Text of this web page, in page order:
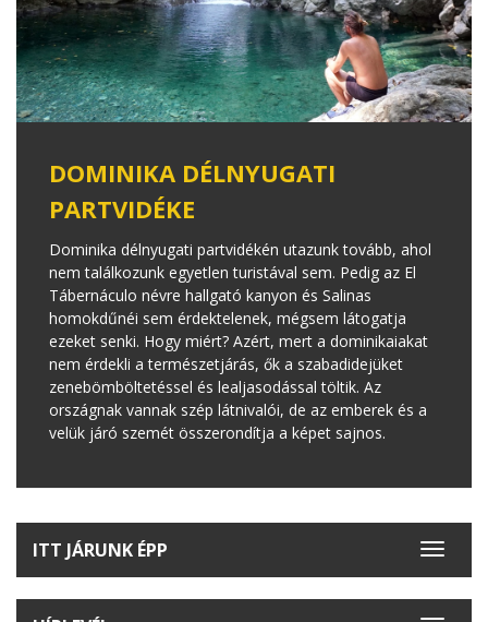
DOMINIKA DÉLNYUGATI
PARTVIDÉKE
Dominika délnyugati partvidékén utazunk tovább, ahol
nem találkozunk egyetlen turistával sem. Pedig az El
Tábernáculo névre hallgató kanyon és Salinas
homokdűnéi sem érdektelenek, mégsem látogatja
ezeket senki. Hogy miért? Azért, mert a dominikaiakat
nem érdekli a természetjárás, ők a szabadidejüket
zenebömböltetéssel és lealjasodással töltik. Az
országnak vannak szép látnivalói, de az emberek és a
velük járó szemét összerondítja a képet sajnos.
Toggle
ITT JÁRUNK ÉPP